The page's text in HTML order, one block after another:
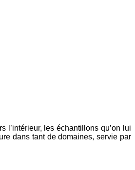
l’intérieur, les échantillons qu’on lui
dans tant de domaines, servie par